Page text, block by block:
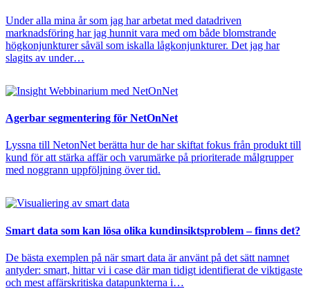
Under alla mina år som jag har arbetat med datadriven
marknadsföring har jag hunnit vara med om både blomstrande
högkonjunkturer såväl som iskalla lågkonjunkturer. Det jag har
slagits av under…
Agerbar segmentering för NetOnNet
Lyssna till NetonNet berätta hur de har skiftat fokus från produkt till
kund för att stärka affär och varumärke på prioriterade målgrupper
med noggrann uppföljning över tid.
Smart data som kan lösa olika kundinsiktsproblem – finns det?
De bästa exemplen på när smart data är använt på det sätt namnet
antyder: smart, hittar vi i case där man tidigt identifierat de viktigaste
och mest affärskritiska datapunkterna i…